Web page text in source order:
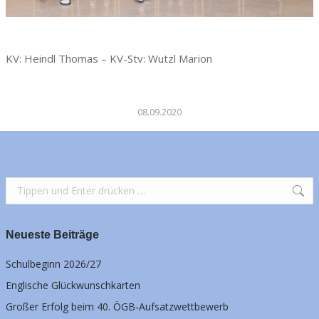
KV: Heindl Thomas – KV-Stv: Wutzl Marion
08.09.2020
Search:
Neueste Beiträge
Schulbeginn 2026/27
Englische Glückwunschkarten
Großer Erfolg beim 40. ÖGB‑Aufsatzwettbewerb